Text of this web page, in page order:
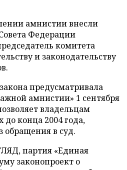
амнистии внесли
Федерации
комитета
и законодательству
предусматривала
амнистии» 1 сентября
владельцам
конца 2004 года,
обращения в суд.
партия «Единая
законопроект о